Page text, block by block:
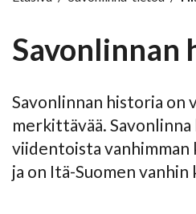
Savonlinnan
Savonlinnan historia on
merkittävää. Savonlinna
viidentoista vanhimman
ja on Itä-Suomen vanhin